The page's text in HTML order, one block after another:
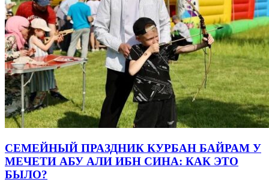
СЕМЕЙНЫЙ ПРАЗДНИК КУРБАН БАЙРАМ У
МЕЧЕТИ АБУ АЛИ ИБН СИНА: КАК ЭТО
БЫЛО?